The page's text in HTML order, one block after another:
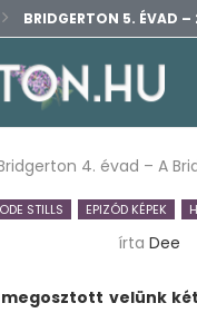
BRIDGERTON 5. ÉVAD
4. évad – A
STILLS EPIZÓD KÉPEK
írtaDee
velünk